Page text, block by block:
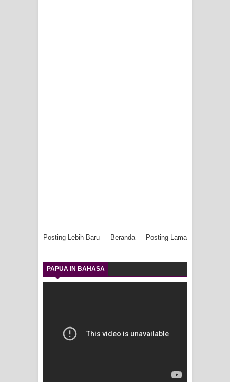
Posting Lebih Baru Posting Lama
Beranda
PAPUA IN BAHASA